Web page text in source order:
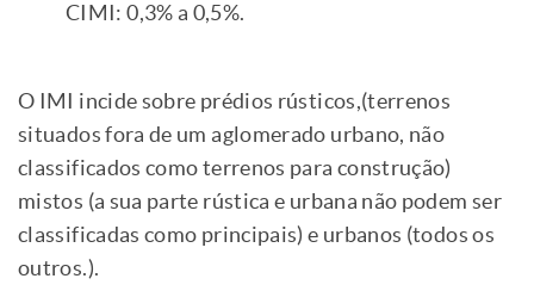
CIMI: 0,3% a 0,5%.
O IMI incide sobre prédios rústicos,(terrenos
situados fora de um aglomerado urbano, não
classificados como terrenos para construção)
mistos (a sua parte rústica e urbana não podem ser
classificadas como principais) e urbanos (todos os
outros.).